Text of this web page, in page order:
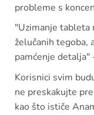
probleme s
"Uzimanje tableta
želučanih tegoba,
pamćenje
Korisnici svim
ne preskakujte
kao što ističe